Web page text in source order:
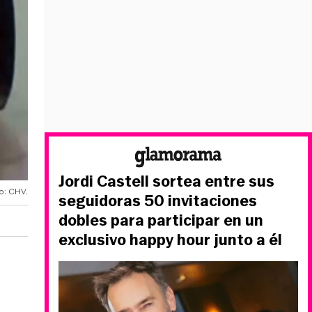
CHV.
Jordi Castell sortea entre sus
seguidoras 50 invitaciones
dobles para participar en un
exclusivo happy hour junto a él